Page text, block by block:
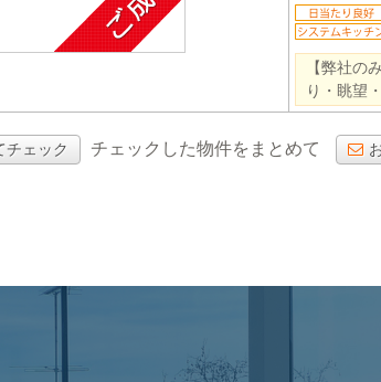
【弊社の
り・眺望
チェック チェックした物件をまとめて